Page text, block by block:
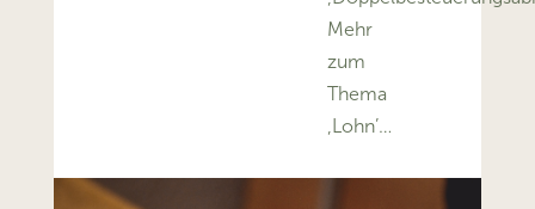
Mehr
zum
Thema
‚Lohn’…